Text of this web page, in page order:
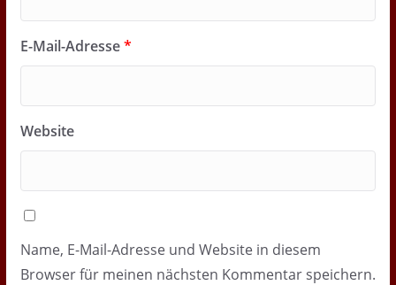
E-Mail-Adresse*
Website
Name, E-Mail-Adresse und Website in diesem
Browser für meinen nächsten Kommentar speichern.